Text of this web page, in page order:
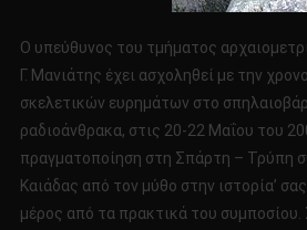
Ο υπεύθυνος του τμήματος
Γ. Μανιάτης έχει ασχοληθεί με την
σκελετικών ευρημάτων στο
ραδιοάνθρακα, στις 20-22 Μαΐου του
πραγματοποίηση στη Σπάρτη – Τρύπη
Καιάδας από τον μύθο στην ιστορία’
μέρος από τα πρακτικά του συμποσίου.